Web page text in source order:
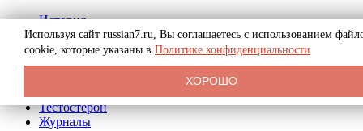
История
Биография
Криминал
Реклама на сайте
Тестостерон
Журналы
Используя сайт russian7.ru, Вы соглашаетесь с использованием
cookie, которые указаны в Политике конфиденциальности
ХОРОШО